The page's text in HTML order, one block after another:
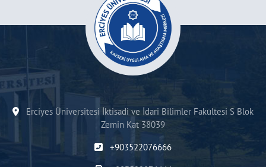
Erciyes Üniversitesi İktisadi ve İdari Bilimler Fakültesi S Blok
Zemin Kat 38039
+903522076666